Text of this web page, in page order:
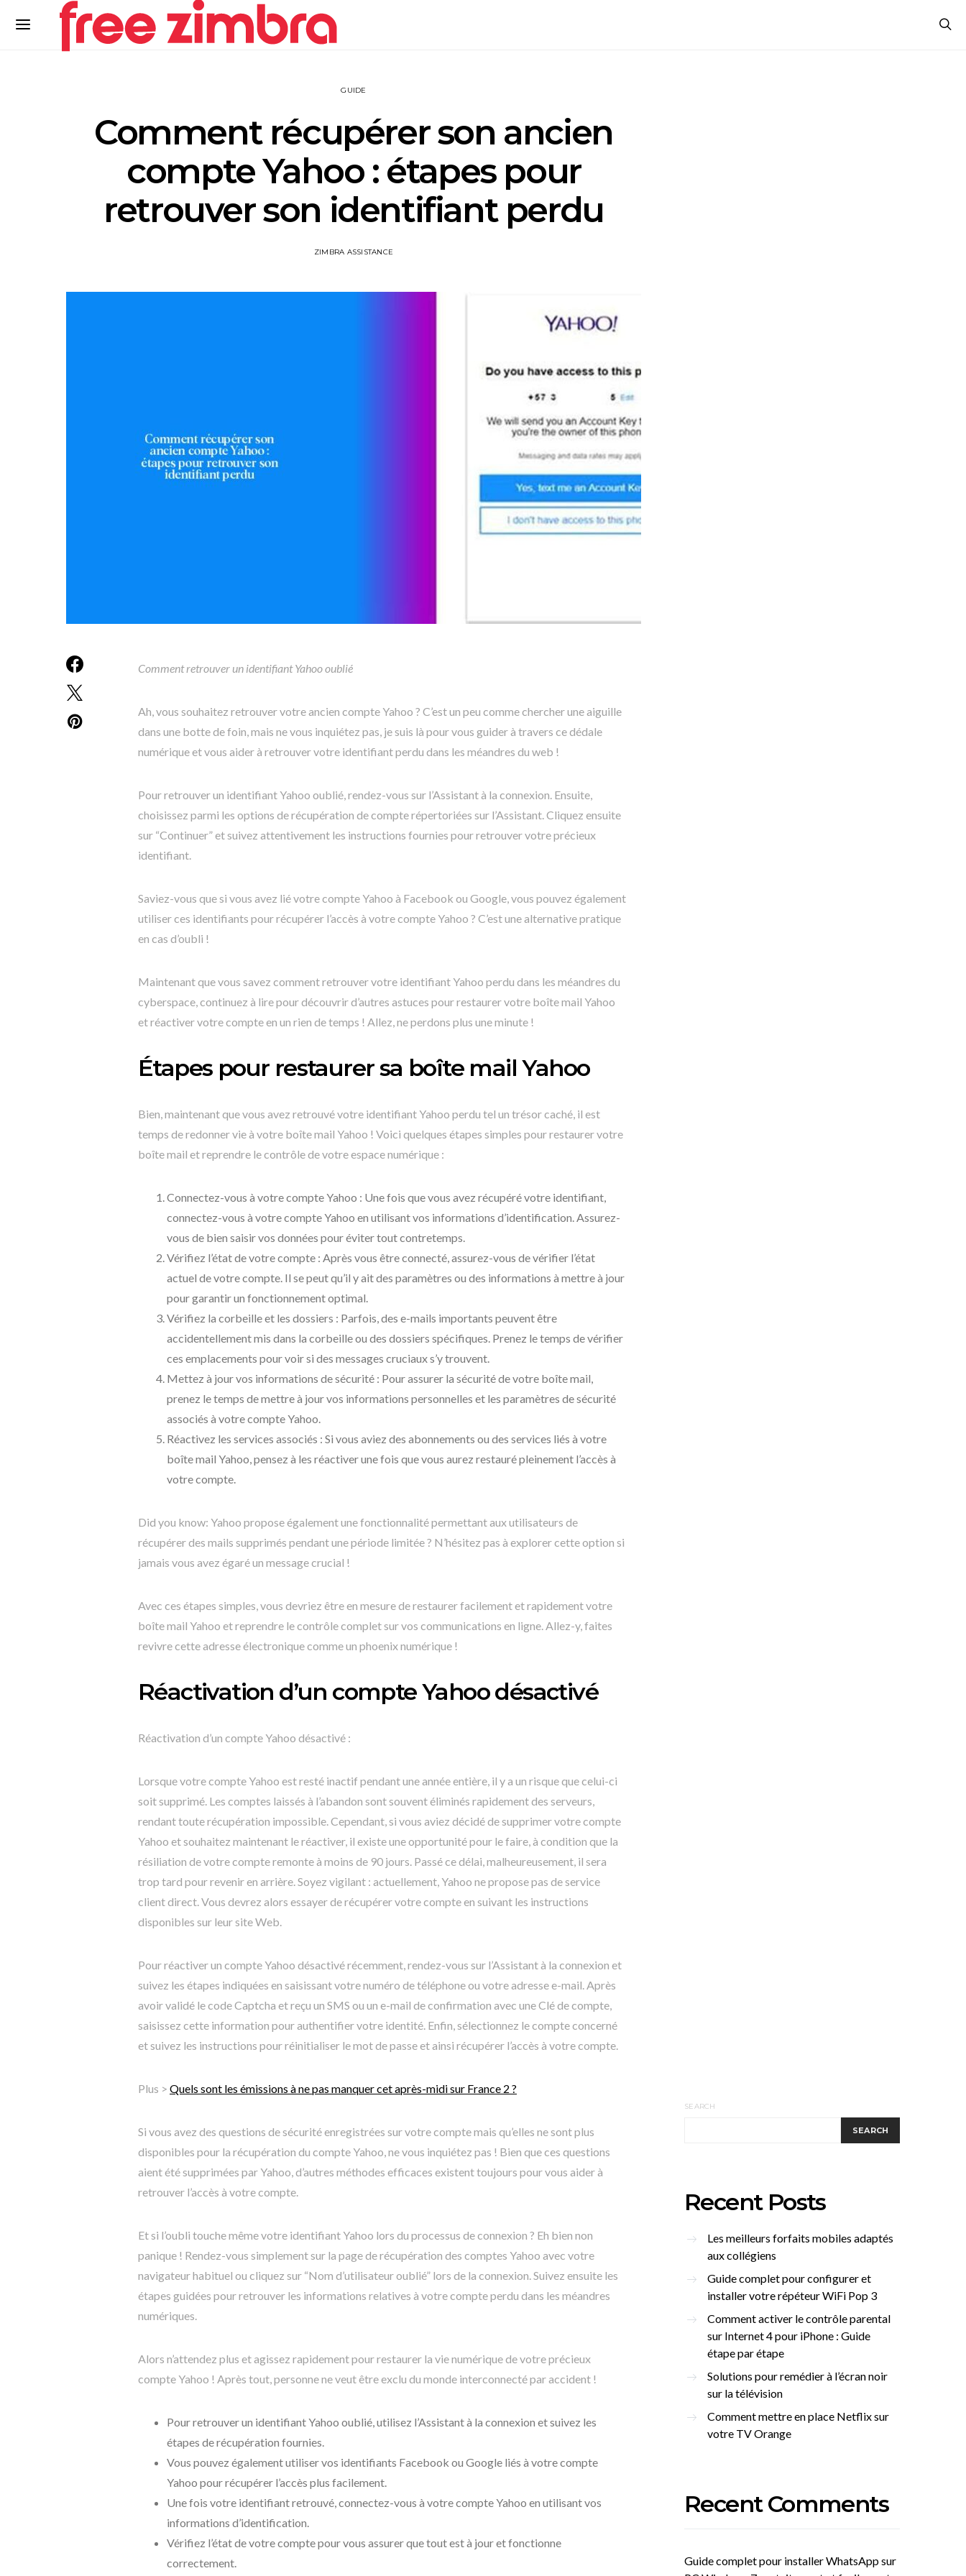
GUIDE
Comment récupérer son ancien
compte Yahoo : étapes pour
retrouver son identifiant perdu
ZIMBRA ASSISTANCE
Comment retrouver un identifiant Yahoo oublié
Ah, vous souhaitez retrouver votre ancien compte Yahoo ? C’est un peu comme chercher une aiguille
dans une botte de foin, mais ne vous inquiétez pas, je suis là pour vous guider à travers ce dédale
numérique et vous aider à retrouver votre identifiant perdu dans les méandres du web !
Pour retrouver un identifiant Yahoo oublié, rendez-vous sur l’Assistant à la connexion. Ensuite,
choisissez parmi les options de récupération de compte répertoriées sur l’Assistant. Cliquez ensuite
sur “Continuer” et suivez attentivement les instructions fournies pour retrouver votre précieux
identifiant.
Saviez-vous que si vous avez lié votre compte Yahoo à Facebook ou Google, vous pouvez également
utiliser ces identifiants pour récupérer l’accès à votre compte Yahoo ? C’est une alternative pratique
en cas d’oubli !
Maintenant que vous savez comment retrouver votre identifiant Yahoo perdu dans les méandres du
cyberspace, continuez à lire pour découvrir d’autres astuces pour restaurer votre boîte mail Yahoo
et réactiver votre compte en un rien de temps ! Allez, ne perdons plus une minute !
Étapes pour restaurer sa boîte mail Yahoo
Bien, maintenant que vous avez retrouvé votre identifiant Yahoo perdu tel un trésor caché, il est
temps de redonner vie à votre boîte mail Yahoo ! Voici quelques étapes simples pour restaurer votre
boîte mail et reprendre le contrôle de votre espace numérique :
Connectez-vous à votre compte Yahoo : Une fois que vous avez récupéré votre identifiant,
connectez-vous à votre compte Yahoo en utilisant vos informations d’identification. Assurez-
vous de bien saisir vos données pour éviter tout contretemps.
Vérifiez l’état de votre compte : Après vous être connecté, assurez-vous de vérifier l’état
actuel de votre compte. Il se peut qu’il y ait des paramètres ou des informations à mettre à jour
pour garantir un fonctionnement optimal.
Vérifiez la corbeille et les dossiers : Parfois, des e-mails importants peuvent être
accidentellement mis dans la corbeille ou des dossiers spécifiques. Prenez le temps de vérifier
ces emplacements pour voir si des messages cruciaux s’y trouvent.
Mettez à jour vos informations de sécurité : Pour assurer la sécurité de votre boîte mail,
prenez le temps de mettre à jour vos informations personnelles et les paramètres de sécurité
associés à votre compte Yahoo.
Réactivez les services associés : Si vous aviez des abonnements ou des services liés à votre
boîte mail Yahoo, pensez à les réactiver une fois que vous aurez restauré pleinement l’accès à
votre compte.
Did you know: Yahoo propose également une fonctionnalité permettant aux utilisateurs de
récupérer des mails supprimés pendant une période limitée ? N’hésitez pas à explorer cette option si
jamais vous avez égaré un message crucial !
Avec ces étapes simples, vous devriez être en mesure de restaurer facilement et rapidement votre
boîte mail Yahoo et reprendre le contrôle complet sur vos communications en ligne. Allez-y, faites
revivre cette adresse électronique comme un phoenix numérique !
Réactivation d’un compte Yahoo désactivé
Réactivation d’un compte Yahoo désactivé :
Lorsque votre compte Yahoo est resté inactif pendant une année entière, il y a un risque que celui-ci
soit supprimé. Les comptes laissés à l’abandon sont souvent éliminés rapidement des serveurs,
rendant toute récupération impossible. Cependant, si vous aviez décidé de supprimer votre compte
Yahoo et souhaitez maintenant le réactiver, il existe une opportunité pour le faire, à condition que la
résiliation de votre compte remonte à moins de 90 jours. Passé ce délai, malheureusement, il sera
trop tard pour revenir en arrière. Soyez vigilant : actuellement, Yahoo ne propose pas de service
client direct. Vous devrez alors essayer de récupérer votre compte en suivant les instructions
disponibles sur leur site Web.
Pour réactiver un compte Yahoo désactivé récemment, rendez-vous sur l’Assistant à la connexion et
suivez les étapes indiquées en saisissant votre numéro de téléphone ou votre adresse e-mail. Après
avoir validé le code Captcha et reçu un SMS ou un e-mail de confirmation avec une Clé de compte,
saisissez cette information pour authentifier votre identité. Enfin, sélectionnez le compte concerné
et suivez les instructions pour réinitialiser le mot de passe et ainsi récupérer l’accès à votre compte.
Plus > Quels sont les émissions à ne pas manquer cet après-midi sur France 2 ?
Si vous avez des questions de sécurité enregistrées sur votre compte mais qu’elles ne sont plus
disponibles pour la récupération du compte Yahoo, ne vous inquiétez pas ! Bien que ces questions
aient été supprimées par Yahoo, d’autres méthodes efficaces existent toujours pour vous aider à
retrouver l’accès à votre compte.
Et si l’oubli touche même votre identifiant Yahoo lors du processus de connexion ? Eh bien non
panique ! Rendez-vous simplement sur la page de récupération des comptes Yahoo avec votre
navigateur habituel ou cliquez sur “Nom d’utilisateur oublié” lors de la connexion. Suivez ensuite les
étapes guidées pour retrouver les informations relatives à votre compte perdu dans les méandres
numériques.
Alors n’attendez plus et agissez rapidement pour restaurer la vie numérique de votre précieux
compte Yahoo ! Après tout, personne ne veut être exclu du monde interconnecté par accident !
Pour retrouver un identifiant Yahoo oublié, utilisez l’Assistant à la connexion et suivez les
étapes de récupération fournies.
Vous pouvez également utiliser vos identifiants Facebook ou Google liés à votre compte
Yahoo pour récupérer l’accès plus facilement.
Une fois votre identifiant retrouvé, connectez-vous à votre compte Yahoo en utilisant vos
informations d’identification.
Vérifiez l’état de votre compte pour vous assurer que tout est à jour et fonctionne
correctement.
SEARCH
SEARCH
Recent Posts
Les meilleurs forfaits mobiles adaptés
aux collégiens
Guide complet pour configurer et
installer votre répéteur WiFi Pop 3
Comment activer le contrôle parental
sur Internet 4 pour iPhone : Guide
étape par étape
Solutions pour remédier à l’écran noir
sur la télévision
Comment mettre en place Netflix sur
votre TV Orange
Recent Comments
Guide complet pour installer WhatsApp sur